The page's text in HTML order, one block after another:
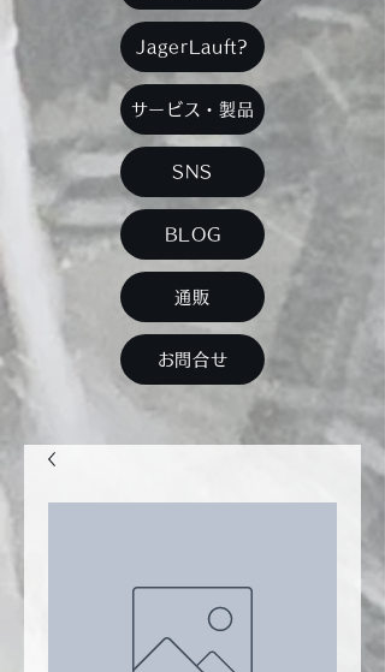
JagerLauft?
サービス・製品
SNS
BLOG
通販
お問合せ